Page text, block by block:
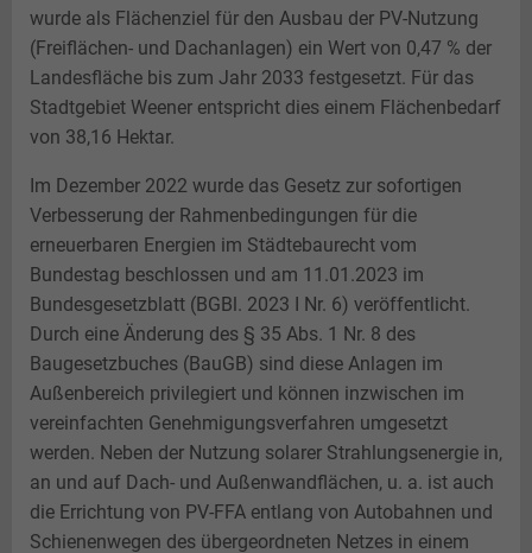
Jüdisches Leben
Teeseminar
Gästekarte
Plattdeutsch
Landesbühne
Nachteule
Hessepark
Paddel und Pedal
Angeln
Perspektive Innenstadt
Photovoltaik
Freiflächenanlagen
wurde als Flächenziel für den Ausbau der PV-Nutzung
(Freiflächen- und Dachanlagen) ein Wert von 0,47 % der
Landesfläche bis zum Jahr 2033 festgesetzt. Für das
Stadtgebiet Weener entspricht dies einem Flächenbedarf
von 38,16 Hektar.
Im Dezember 2022 wurde das Gesetz zur sofortigen
Verbesserung der Rahmenbedingungen für die
erneuerbaren Energien im Städtebaurecht vom
Bundestag beschlossen und am 11.01.2023 im
Bundesgesetzblatt (BGBl. 2023 I Nr. 6) veröffentlicht.
Durch eine Änderung des § 35 Abs. 1 Nr. 8 des
Baugesetzbuches (BauGB) sind diese Anlagen im
Außenbereich privilegiert und können inzwischen im
vereinfachten Genehmigungsverfahren umgesetzt
werden. Neben der Nutzung solarer Strahlungsenergie in,
an und auf Dach- und Außenwandflächen, u. a. ist auch
die Errichtung von PV-FFA entlang von Autobahnen und
Schienenwegen des übergeordneten Netzes in einem